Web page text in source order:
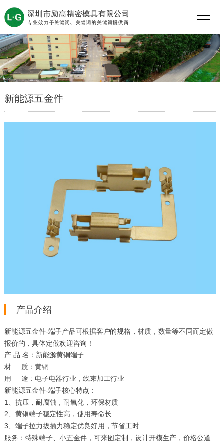
新能源五金件
产品介绍
新能源五金件-端子产品可根据客户的规格，材质，数量等不同而定做
报价的，具体定做欢迎咨询！
产 品 名：新能源黄铜端子
材 质：黄铜
用 途：电子电器行业，线束加工行业
新能源五金件-端子核心特点：
1、抗压，耐腐蚀，耐氧化，环保材质
2、黄铜端子稳定性高，使用寿命长
3、端子拉力拔插力稳定优良好用，节省工时
服务：特殊端子、小五金件，可来图定制，设计开模生产，价格公道